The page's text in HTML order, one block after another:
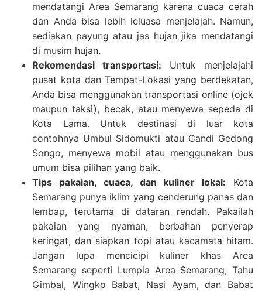
mendatangi Area Semarang karena cuaca cerah
dan Anda bisa lebih leluasa menjelajah. Namun,
sediakan payung atau jas hujan jika mendatangi
di musim hujan.
Rekomendasi transportasi: Untuk menjelajahi
pusat kota dan Tempat-Lokasi yang berdekatan,
Anda bisa menggunakan transportasi online (ojek
maupun taksi), becak, atau menyewa sepeda di
Kota Lama. Untuk destinasi di luar kota
contohnya Umbul Sidomukti atau Candi Gedong
Songo, menyewa mobil atau menggunakan bus
umum bisa pilihan yang baik.
Tips pakaian, cuaca, dan kuliner lokal: Kota
Semarang punya iklim yang cenderung panas dan
lembap, terutama di dataran rendah. Pakailah
pakaian yang nyaman, berbahan penyerap
keringat, dan siapkan topi atau kacamata hitam.
Jangan lupa mencicipi kuliner khas Area
Semarang seperti Lumpia Area Semarang, Tahu
Gimbal, Wingko Babat, Nasi Ayam, dan Babat